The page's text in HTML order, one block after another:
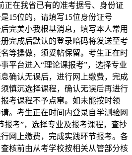
正在我省已有的准考据号、身份证
15位的，请填写15位身份证号
完美小我根基消息，填写本人常用
完成后默认的登录暗码将发送至考
等操做，须妥帖保留。考生正在时
平台进入“理论课报考”，选择专业
确认无误后，进行网上缴费，完成
慎沉选择课程，确认无误后再进行
考课程不予点窜。如未能按时领
。考生正在时间内登录自学测验网
报考”，选择专业及报考课程，查抄
网上缴费，完成实践环节报考。各
核前由从考学校按相关从管部分核